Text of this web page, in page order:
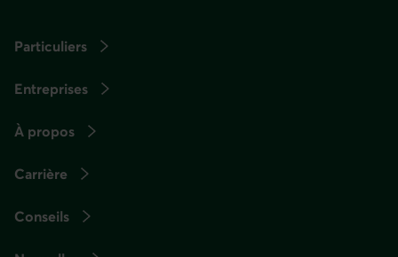
Particuliers
Entreprises
À propos
Carrière
Conseils